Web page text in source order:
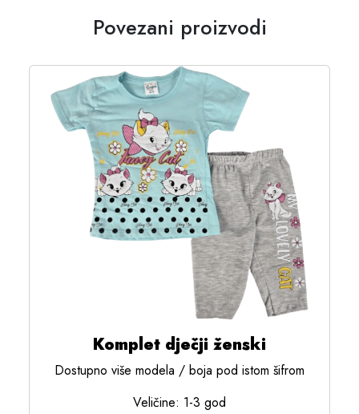
Povezani proizvodi
Komplet dječji ženski
Dostupno više modela / boja pod istom šifrom
Veličine: 1-3 god